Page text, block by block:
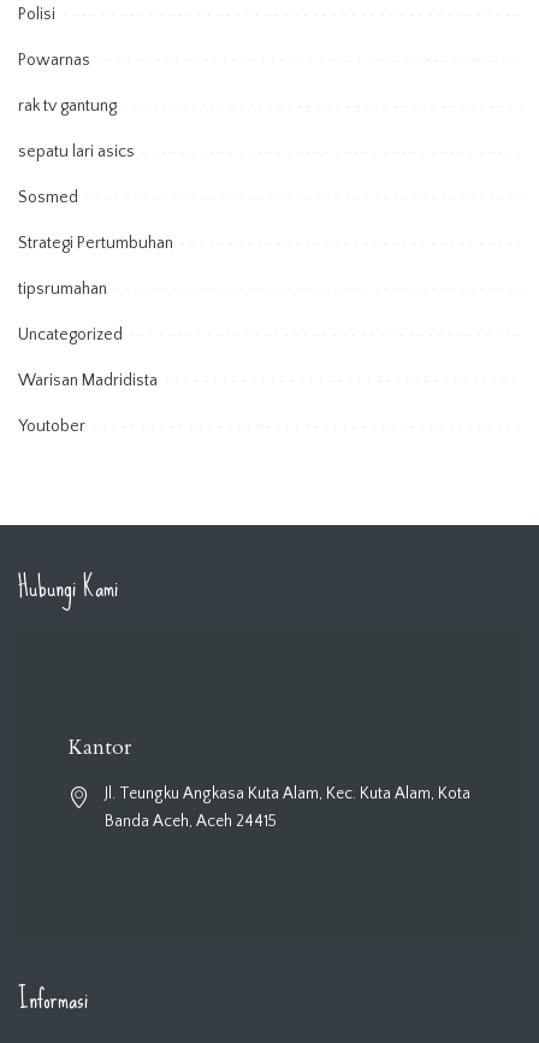
Polisi
Powarnas
rak tv gantung
sepatu lari asics
Sosmed
Strategi Pertumbuhan
tipsrumahan
Uncategorized
Warisan Madridista
Youtober
Hubungi Kami
Kantor
Jl. Teungku Angkasa Kuta Alam, Kec. Kuta Alam, Kota
Banda Aceh, Aceh 24415
Informasi